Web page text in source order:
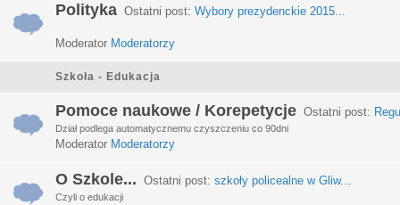
Polityka Ostatni post: Wybory prezydenckie 2015...
Moderator Moderatorzy
Szkoła - Edukacja
Pomoce naukowe / Korepetycje Ostatni post:
Dział podlega automatycznemu czyszczeniu co 90dni
Moderator Moderatorzy
O Szkole... Ostatni post: szkoły policealne w Gliw...
Czyli o edukacji